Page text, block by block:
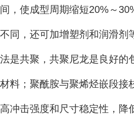
间，使成型周期缩短20%～
不同，还可加增塑剂和润滑剂
法是共聚，共聚尼龙是良好的
材料；聚酰胺与聚烯烃嵌段接
高冲击强度和尺寸稳定性，降